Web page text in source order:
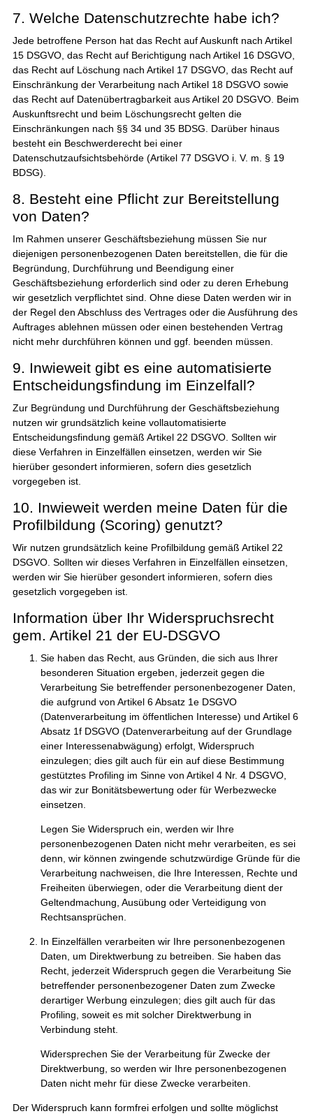
7. Welche Datenschutzrechte habe ich?
Jede betroffene Person hat das Recht auf Auskunft nach Artikel
15 DSGVO, das Recht auf Berichtigung nach Artikel 16 DSGVO,
das Recht auf Löschung nach Artikel 17 DSGVO, das Recht auf
Einschränkung der Verarbeitung nach Artikel 18 DSGVO sowie
das Recht auf Datenübertragbarkeit aus Artikel 20 DSGVO. Beim
Auskunftsrecht und beim Löschungsrecht gelten die
Einschränkungen nach §§ 34 und 35 BDSG. Darüber hinaus
besteht ein Beschwerderecht bei einer
Datenschutzaufsichtsbehörde (Artikel 77 DSGVO i. V. m. § 19
BDSG).
8. Besteht eine Pflicht zur Bereitstellung
von Daten?
Im Rahmen unserer Geschäftsbeziehung müssen Sie nur
diejenigen personenbezogenen Daten bereitstellen, die für die
Begründung, Durchführung und Beendigung einer
Geschäftsbeziehung erforderlich sind oder zu deren Erhebung
wir gesetzlich verpflichtet sind. Ohne diese Daten werden wir in
der Regel den Abschluss des Vertrages oder die Ausführung des
Auftrages ablehnen müssen oder einen bestehenden Vertrag
nicht mehr durchführen können und ggf. beenden müssen.
9. Inwieweit gibt es eine automatisierte
Entscheidungsfindung im Einzelfall?
Zur Begründung und Durchführung der Geschäftsbeziehung
nutzen wir grundsätzlich keine vollautomatisierte
Entscheidungsfindung gemäß Artikel 22 DSGVO. Sollten wir
diese Verfahren in Einzelfällen einsetzen, werden wir Sie
hierüber gesondert informieren, sofern dies gesetzlich
vorgegeben ist.
10. Inwieweit werden meine Daten für die
Profilbildung (Scoring) genutzt?
Wir nutzen grundsätzlich keine Profilbildung gemäß Artikel 22
DSGVO. Sollten wir dieses Verfahren in Einzelfällen einsetzen,
werden wir Sie hierüber gesondert informieren, sofern dies
gesetzlich vorgegeben ist.
Information über Ihr Widerspruchsrecht
gem. Artikel 21 der EU-DSGVO
Sie haben das Recht, aus Gründen, die sich aus Ihrer
besonderen Situation ergeben, jederzeit gegen die
Verarbeitung Sie betreffender personenbezogener Daten,
die aufgrund von Artikel 6 Absatz 1e DSGVO
(Datenverarbeitung im öffentlichen Interesse) und Artikel 6
Absatz 1f DSGVO (Datenverarbeitung auf der Grundlage
einer Interessenabwägung) erfolgt, Widerspruch
einzulegen; dies gilt auch für ein auf diese Bestimmung
gestütztes Profiling im Sinne von Artikel 4 Nr. 4 DSGVO,
das wir zur Bonitätsbewertung oder für Werbezwecke
einsetzen.
Legen Sie Widerspruch ein, werden wir Ihre
personenbezogenen Daten nicht mehr verarbeiten, es sei
denn, wir können zwingende schutzwürdige Gründe für die
Verarbeitung nachweisen, die Ihre Interessen, Rechte und
Freiheiten überwiegen, oder die Verarbeitung dient der
Geltendmachung, Ausübung oder Verteidigung von
Rechtsansprüchen.
In Einzelfällen verarbeiten wir Ihre personenbezogenen
Daten, um Direktwerbung zu betreiben. Sie haben das
Recht, jederzeit Widerspruch gegen die Verarbeitung Sie
betreffender personenbezogener Daten zum Zwecke
derartiger Werbung einzulegen; dies gilt auch für das
Profiling, soweit es mit solcher Direktwerbung in
Verbindung steht.
Widersprechen Sie der Verarbeitung für Zwecke der
Direktwerbung, so werden wir Ihre personenbezogenen
Daten nicht mehr für diese Zwecke verarbeiten.
Der Widerspruch kann formfrei erfolgen und sollte möglichst